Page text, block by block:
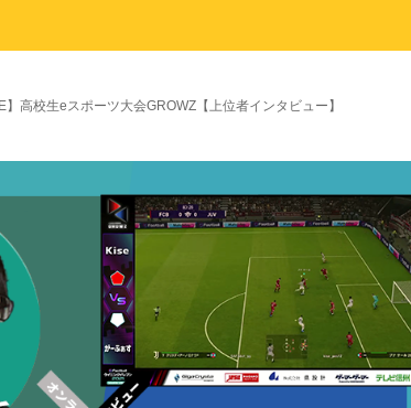
】高校生eスポーツ大会GROWZ【上位者インタビュー】